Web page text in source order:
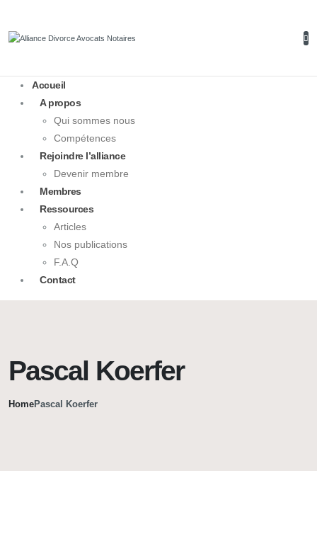
Accueil
A propos
Qui sommes nous
Compétences
Rejoindre l’alliance
Devenir membre
Membres
Ressources
Articles
Nos publications
F.A.Q
Contact
Pascal Koerfer
HomePascal Koerfer